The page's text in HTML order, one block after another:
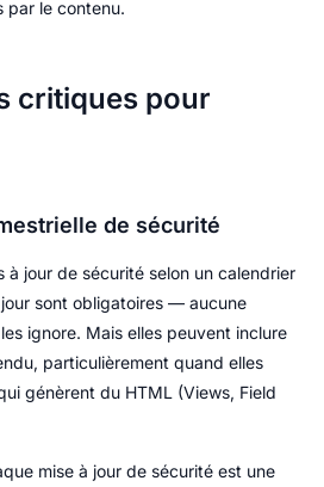
par le contenu.
critiques pour
de sécurité
à jour de sécurité selon un calendrier
sont obligatoires — aucune
ignore. Mais elles peuvent inclure
particulièrement quand elles
génèrent du HTML (Views, Field
mise à jour de sécurité est une